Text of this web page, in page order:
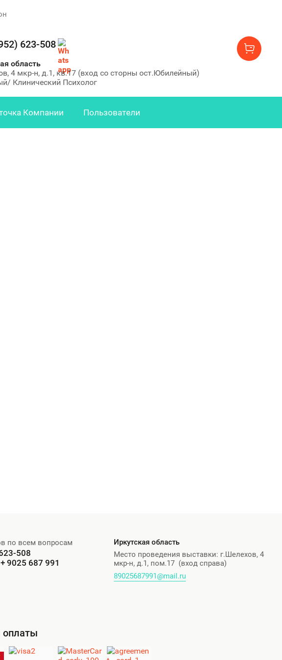
623-508
область
4 мкр-н, д.1, кв.17 (вход со сторны ост.Юбилейный)
Клинический Психолог
Компании Пользователи
по всем вопросам
508
9025 687 991
Иркутская область
Место проведения выставки: г.Шелехов, 4
мкр-н, д.1, пом.17 (вход справа)
89025687991@mail.ru
оплаты